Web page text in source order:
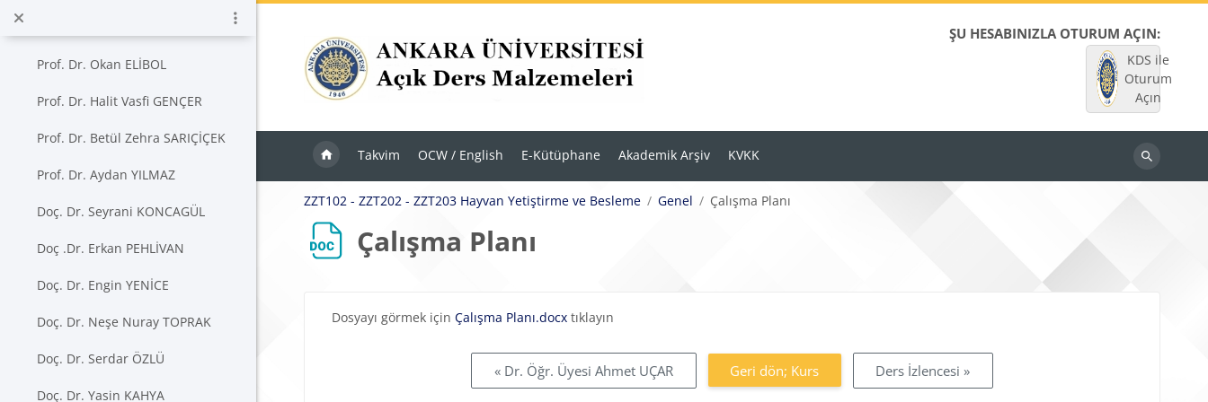
Ana içeriğe git
Prof. Dr. Okan ELİBOL
Prof. Dr. Halit Vasfi GENÇER
Prof. Dr. Betül Zehra SARIÇİÇEK
Prof. Dr. Aydan YILMAZ
Doç. Dr. Seyrani KONCAGÜL
Doç .Dr. Erkan PEHLİVAN
Doç. Dr. Engin YENİCE
Doç. Dr. Neşe Nuray TOPRAK
Doç. Dr. Serdar ÖZLÜ
Doç. Dr. Yasin KAHYA
ŞU HESABINIZLA OTURUM AÇIN:
KDS ile
Oturum
Açın
Takvim OCW / English E-Kütüphane Akademik Arşiv KVKK
Dersleri
ZZT102 - ZZT202 - ZZT203 Hayvan Yetiştirme ve Besleme Genel Çalışma Planı
Çalışma Planı
Tamamlama Gereklilikleri
Dosyayı görmek için Çalışma Planı.docxtıklayın
« Dr. Öğr. Üyesi Ahmet UÇAR Geri dön; Kurs Ders İzlencesi »